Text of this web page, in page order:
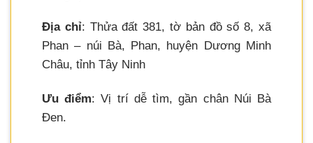
Địa chỉ: Thửa đất 381, tờ bản đồ số 8, xã
Phan – núi Bà, Phan, huyện Dương Minh
Châu, tỉnh Tây Ninh
Ưu điểm: Vị trí dễ tìm, gần chân Núi Bà
Đen.